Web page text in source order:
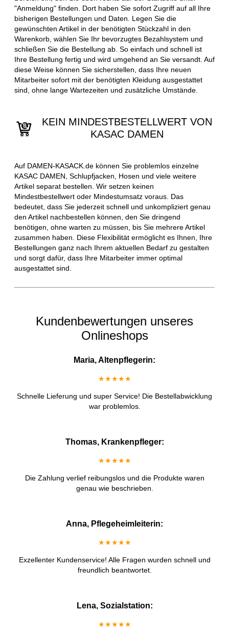
"Anmeldung" finden. Dort haben Sie sofort Zugriff auf all Ihre
bisherigen Bestellungen und Daten. Legen Sie die
gewünschten Artikel in der benötigten Stückzahl in den
Warenkorb, wählen Sie Ihr bevorzugtes Bezahlsystem und
schließen Sie die Bestellung ab. So einfach und schnell ist
Ihre Bestellung fertig und wird umgehend an Sie versandt. Auf
diese Weise können Sie sicherstellen, dass Ihre neuen
Mitarbeiter sofort mit der benötigten Kleidung ausgestattet
sind, ohne lange Wartezeiten und zusätzliche Umstände.
KEIN MINDESTBESTELLWERT VON
KASAC DAMEN
Auf DAMEN-KASACK.de können Sie problemlos einzelne
KASAC DAMEN, Schlupfjacken, Hosen und viele weitere
Artikel separat bestellen. Wir setzen keinen
Mindestbestellwert oder Mindestumsatz voraus. Das
bedeutet, dass Sie jederzeit schnell und unkompliziert genau
den Artikel nachbestellen können, den Sie dringend
benötigen, ohne warten zu müssen, bis Sie mehrere Artikel
zusammen haben. Diese Flexibilität ermöglicht es Ihnen, Ihre
Bestellungen ganz nach Ihrem aktuellen Bedarf zu gestalten
und sorgt dafür, dass Ihre Mitarbeiter immer optimal
ausgestattet sind.
Kundenbewertungen unseres
Onlineshops
Maria, Altenpflegerin:
★★★★★
Schnelle Lieferung und super Service! Die Bestellabwicklung
war problemlos.
Thomas, Krankenpfleger:
★★★★★
Die Zahlung verlief reibungslos und die Produkte waren
genau wie beschrieben.
Anna, Pflegeheimleiterin:
★★★★★
Exzellenter Kundenservice! Alle Fragen wurden schnell und
freundlich beantwortet.
Lena, Sozialstation:
★★★★★